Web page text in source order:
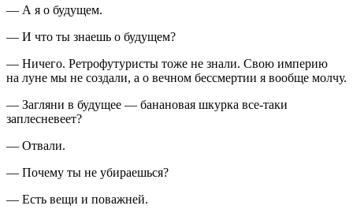
— А я о будущем.
— И что ты знаешь о будущем?
— Ничего. Ретрофутуристы тоже не знали. Свою империю
на луне мы не создали, а о вечном бессмертии я вообще молчу.
— Загляни в будущее — банановая шкурка все-таки
заплесневеет?
— Отвали.
— Почему ты не убираешься?
— Есть вещи и поважней.